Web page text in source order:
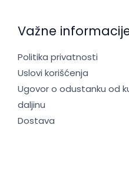
Važne
Politika privatnosti
Uslovi korišćenja
Ugovor o odustanku od
daljinu
Dostava